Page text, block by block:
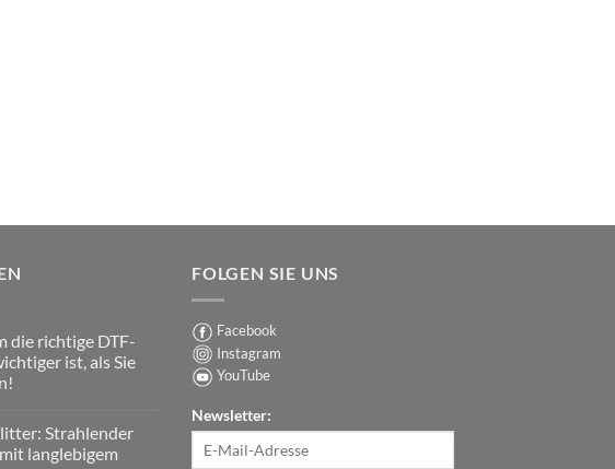
die richtige DTF-
ist, als Sie
Strahlender
langlebigem
FOLGEN SIE UNS
Facebook
Instagram
YouTube
Newsletter: